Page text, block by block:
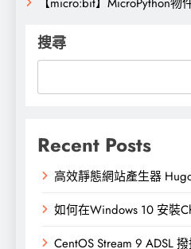
搜尋
Recent Posts
高效靜態網站產生器
如何在Windows 10 安裝
CentOS Stream 9 ADSL